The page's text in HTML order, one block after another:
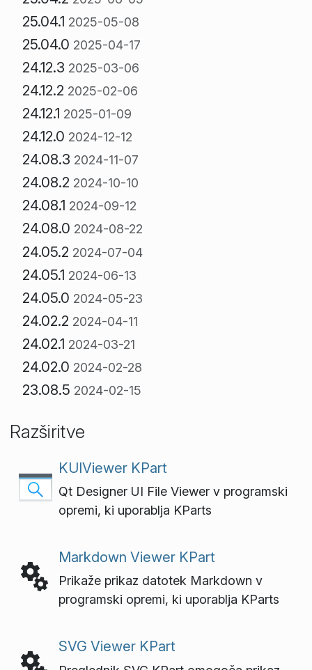
25.04.1 2025-05-08
25.04.0 2025-04-17
24.12.3 2025-03-06
24.12.2 2025-02-06
24.12.1 2025-01-09
24.12.0 2024-12-12
24.08.3 2024-11-07
24.08.2 2024-10-10
24.08.1 2024-09-12
24.08.0 2024-08-22
24.05.2 2024-07-04
24.05.1 2024-06-13
24.05.0 2024-05-23
24.02.2 2024-04-11
24.02.1 2024-03-21
24.02.0 2024-02-28
23.08.5 2024-02-15
Razširitve
KUIViewer KPart
Qt Designer UI File Viewer v programski
opremi, ki uporablja KParts
Markdown Viewer KPart
Prikaže prikaz datotek Markdown v
programski opremi, ki uporablja KParts
SVG Viewer KPart